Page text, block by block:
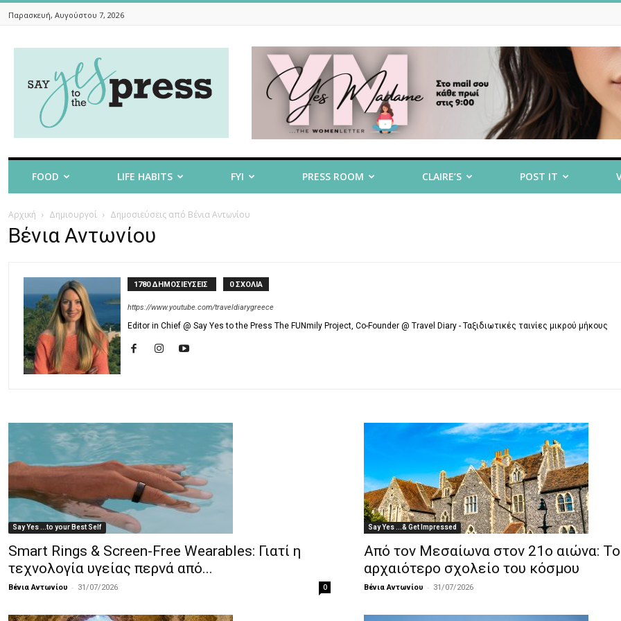
Παρασκευή, Αυγούστου 7, 2026
To
The
FOOD LIFE HABITS FYI PRESS ROOM CLAIRE’S POST IT
Αρχική Δημιουργοί Δημοσιεύσεις από Βένια Αντωνίου
Βένια Αντωνίου
1780 ΔΗΜΟΣΙΕΥΣΕΙΣ 0 ΣΧΟΛΙΑ
https://www.youtube.com/traveldiarygreece
Editor in Chief @ Say Yes to the Press The FUNmily Project, Co-Founder @ Travel Diary - Ταξιδιωτικές ταινίες μικρού μήκους
Say Yes ...to your Best Self
Smart Rings & Screen-Free Wearables: Γιατί η
τεχνολογία υγείας περνά από...
Βένια Αντωνίου - 31/07/2026 0
Say Yes ...& Get Impressed
Από τον Μεσαίωνα στον 21ο αιώνα: Το
αρχαιότερο σχολείο του κόσμου
Βένια Αντωνίου - 31/07/2026